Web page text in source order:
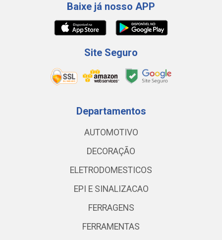
Baixe já nosso APP
Site Seguro
Departamentos
AUTOMOTIVO
DECORAÇÃO
ELETRODOMESTICOS
EPI E SINALIZACAO
FERRAGENS
FERRAMENTAS